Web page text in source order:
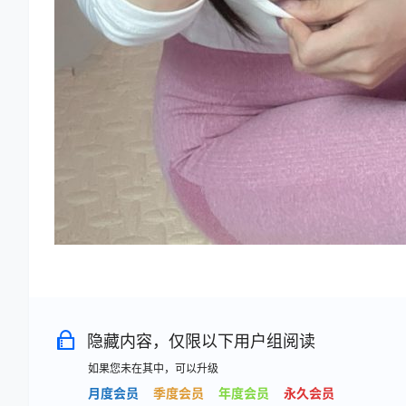
隐藏内容，仅限以下用户组阅读
如果您未在其中，可以升级
月度会员 季度会员 年度会员 永久会员